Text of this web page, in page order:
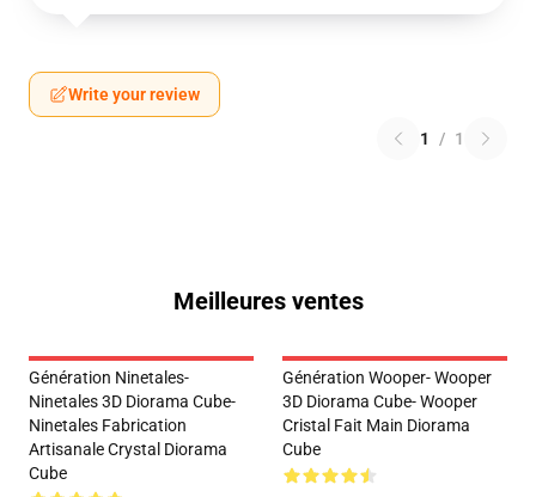
Write your review
1 / 1
Meilleures ventes
Génération Ninetales-
Ninetales 3D Diorama Cube-
Ninetales Fabrication
Artisanale Crystal Diorama
Cube
Génération Wooper- Wooper
3D Diorama Cube- Wooper
Cristal Fait Main Diorama
Cube